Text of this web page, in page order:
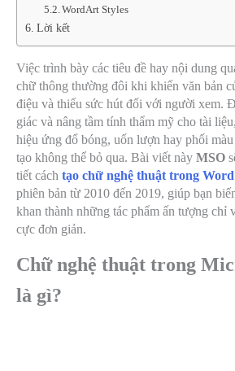
WordArt Styles
Lời kết
Việc trình bày các tiêu đề hay nội dung
chữ thông thường đôi khi khiến văn bản
điệu và thiếu sức hút đối với người xem.
giác và nâng tầm tính thẩm mỹ cho tài
hiệu ứng đổ bóng, uốn lượn hay phối
tạo không thể bỏ qua. Bài viết này MSO
tiết cách tạo chữ nghệ thuật trong Word
phiên bản từ 2010 đến 2019, giúp bạn
khan thành những tác phẩm ấn tượng chỉ
cực đơn giản.
Chữ nghệ thuật trong
là gì?